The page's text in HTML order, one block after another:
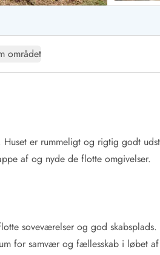
området
er rummeligt og rigtig godt
af og nyde de flotte omgivelser.
soveværelser og god skabsplads.
for samvær og fællesskab i løbet af